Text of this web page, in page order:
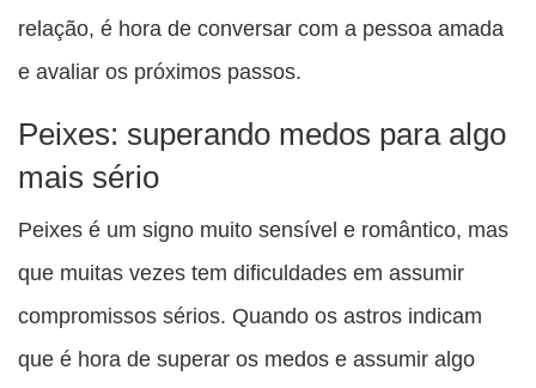
relação, é hora de conversar com a pessoa amada
e avaliar os próximos passos.
Peixes: superando medos para algo
mais sério
Peixes é um signo muito sensível e romântico, mas
que muitas vezes tem dificuldades em assumir
compromissos sérios. Quando os astros indicam
que é hora de superar os medos e assumir algo